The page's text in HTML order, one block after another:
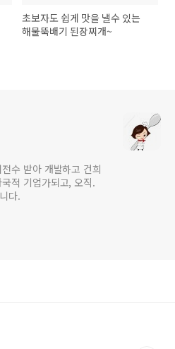
초보자도 쉽게 맛을 낼수 있는
해물뚝배기 된장찌개~
수 받아 개발하고 건희
적 기업가되고, 오직.
다.